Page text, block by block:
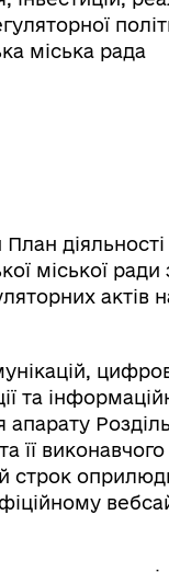
міська рада
діяльності
міської ради
актів
та
апарату
її
строк